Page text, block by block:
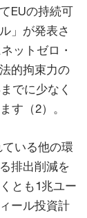
EUの持続可
」が発表さ
ットゼロ・
的拘束力の
でに少なく
す（2）。
いる他の環
排出削減を
とも1兆ユー
ール投資計